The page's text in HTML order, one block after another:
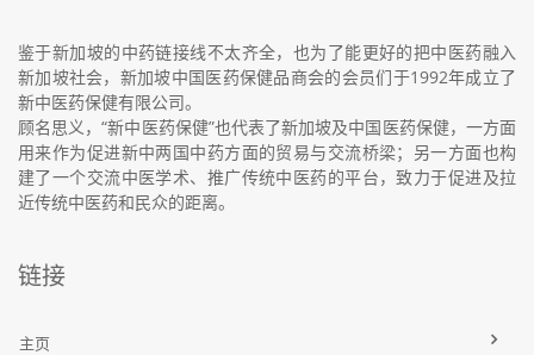
鉴于新加坡的中药链接线不太齐全，也为了能更好的把中医药融入
新加坡社会，新加坡中国医药保健品商会的会员们于1992年成立了
新中医药保健有限公司。
顾名思义，“新中医药保健”也代表了新加坡及中国医药保健，一方面
用来作为促进新中两国中药方面的贸易与交流桥梁；另一方面也构
建了一个交流中医学术、推广传统中医药的平台，致力于促进及拉
近传统中医药和民众的距离。
链接
主页